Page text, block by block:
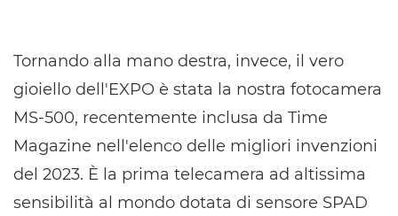
Tornando alla mano destra, invece, il vero
gioiello dell'EXPO è stata la nostra fotocamera
MS-500, recentemente inclusa da Time
Magazine nell'elenco delle migliori invenzioni
del 2023. È la prima telecamera ad altissima
sensibilità al mondo dotata di sensore SPAD